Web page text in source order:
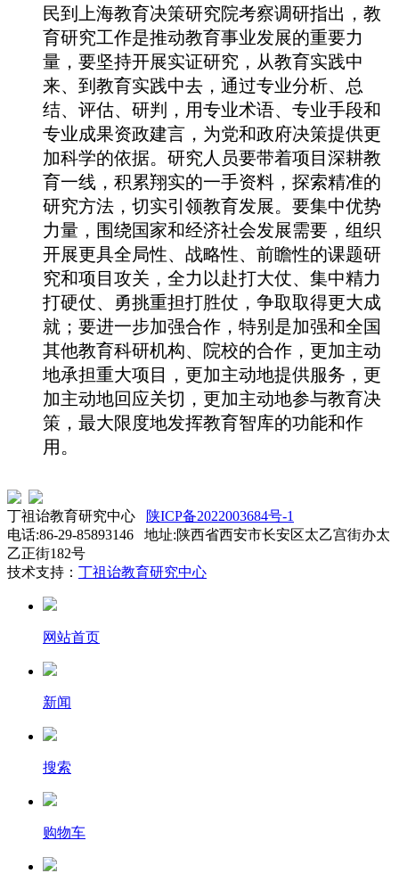
民到上海教育决策研究院考察调研指出，教
育研究工作是推动教育事业发展的重要力
量，要坚持开展实证研究，从教育实践中
来、到教育实践中去，通过专业分析、总
结、评估、研判，用专业术语、专业手段和
专业成果资政建言，为党和政府决策提供更
加科学的依据。研究人员要带着项目深耕教
育一线，积累翔实的一手资料，探索精准的
研究方法，切实引领教育发展。要集中优势
力量，围绕国家和经济社会发展需要，组织
开展更具全局性、战略性、前瞻性的课题研
究和项目攻关，全力以赴打大仗、集中精力
打硬仗、勇挑重担打胜仗，争取取得更大成
就；要进一步加强合作，特别是加强和全国
其他教育科研机构、院校的合作，更加主动
地承担重大项目，更加主动地提供服务，更
加主动地回应关切，更加主动地参与教育决
策，最大限度地发挥教育智库的功能和作
用。
丁祖诒教育研究中心
陕ICP备2022003684号-1
电话:86-29-85893146 地址:陕西省西安市长安区太乙宫街办太
乙正街182号
技术支持： 丁祖诒教育研究中心
网站首页
新闻
搜索
购物车